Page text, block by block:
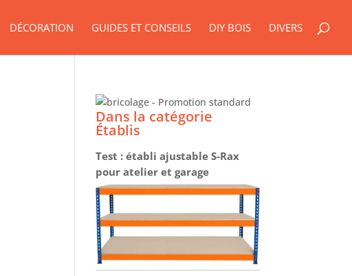
DÉCORATION GUIDES ET CONSEILS DIY BOIS DIVERS
Dans la catégorie
Établis
Test : établi ajustable S-Rax
pour atelier et garage